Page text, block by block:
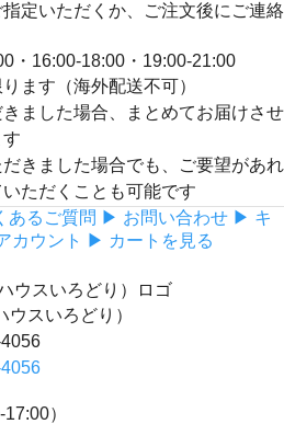
定いただくか、ご注文後にご連絡
ます（海外配送不可）
ました場合、まとめてお届けさせ
きました場合でも、ご要望があれ
ただくことも可能です
あるご質問 ▶ お問い合わせ ▶ キ
カウント
▶ カートを見る
スいろどり）
）